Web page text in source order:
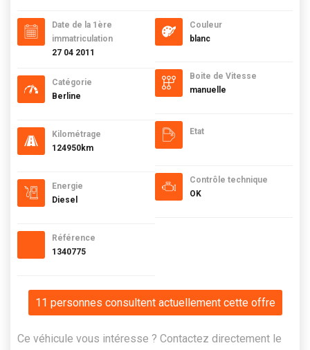
Date de la 1ère
immatriculation
27 04 2011
Catégorie
Berline
Kilométrage
124950km
Energie
Diesel
Référence
1340775
Couleur
blanc
Boite de Vitesse
manuelle
Etat
Contrôle technique
OK
11 personnes consultent actuellement cette offre
Ce véhicule vous intéresse ? Contactez directement le